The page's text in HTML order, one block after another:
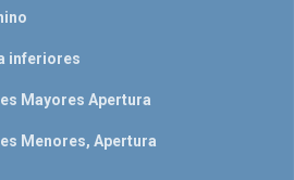
inferiores
Mayores Apertura
Menores, Apertura